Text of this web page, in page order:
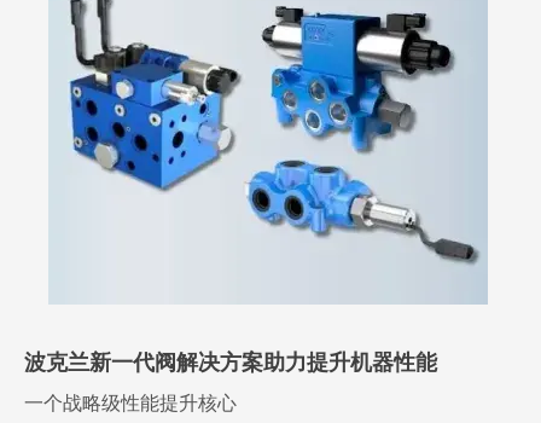
波克兰新一代阀解决方案助力提升机器性能
一个战略级性能提升核心